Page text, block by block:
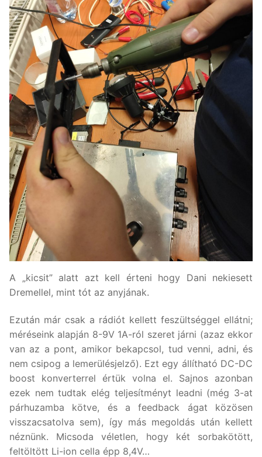
A „kicsit” alatt azt kell érteni hogy Dani nekiesett
Dremellel, mint tót az anyjának.
Ezután már csak a rádiót kellett feszültséggel ellátni;
méréseink alapján 8-9V 1A-ról szeret járni (azaz ekkor
van az a pont, amikor bekapcsol, tud venni, adni, és
nem csipog a lemerülésjelző). Ezt egy állítható DC-DC
boost konverterrel értük volna el. Sajnos azonban
ezek nem tudtak elég teljesítményt leadni (még 3-at
párhuzamba kötve, és a feedback ágat közösen
visszacsatolva sem), így más megoldás után kellett
néznünk. Micsoda véletlen, hogy két sorbakötött,
feltöltött Li-ion cella épp 8,4V…